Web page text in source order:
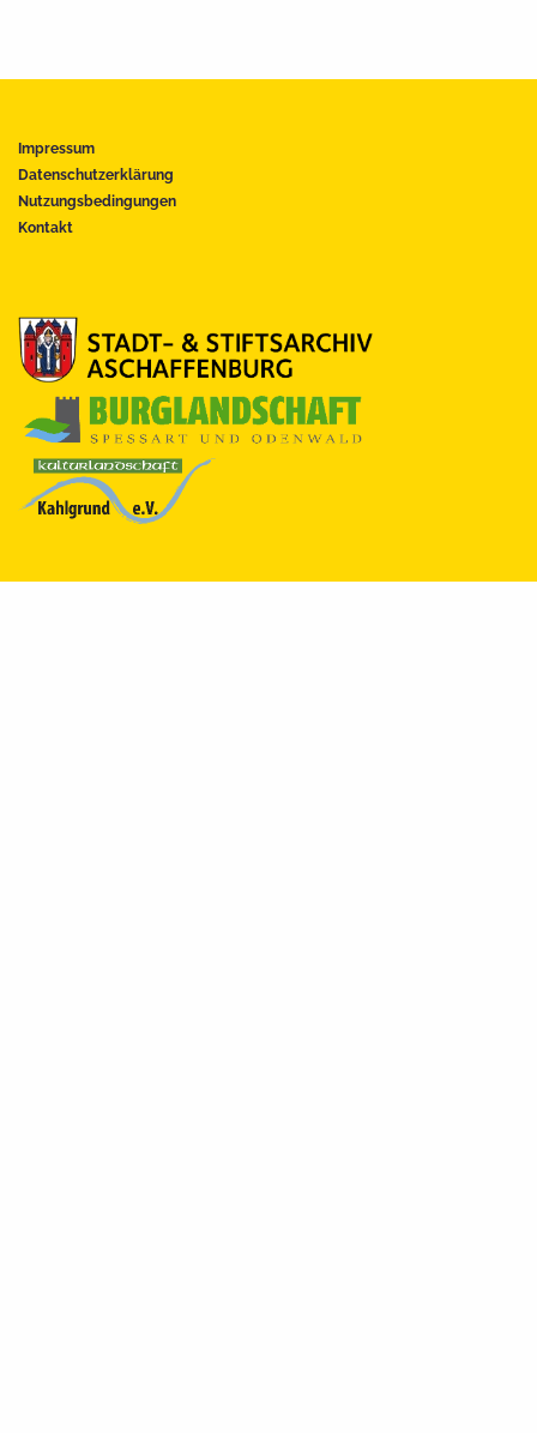
Impressum
Datenschutzerklärung
Nutzungsbedingungen
Kontakt